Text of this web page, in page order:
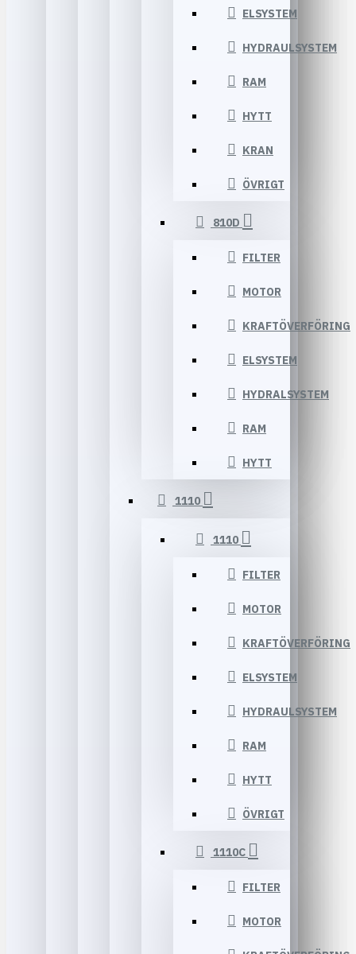
ELSYSTEM
HYDRAULSYSTEM
RAM
HYTT
KRAN
ÖVRIGT
810D
FILTER
MOTOR
KRAFTÖVERFÖRING
ELSYSTEM
HYDRALSYSTEM
RAM
HYTT
1110
1110
FILTER
MOTOR
KRAFTÖVERFÖRING
ELSYSTEM
HYDRAULSYSTEM
RAM
HYTT
ÖVRIGT
1110C
FILTER
MOTOR